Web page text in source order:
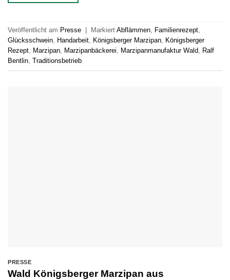
Veröffentlicht am Presse Markiert Abflämmen, Familienrezept,
Glücksschwein, Handarbeit, Königsberger Marzipan, Königsberger
Rezept, Marzipan, Marzipanbäckerei, Marzipanmanufaktur Wald, Ralf
Bentlin, Traditionsbetrieb
PRESSE
Wald Königsberger Marzipan aus